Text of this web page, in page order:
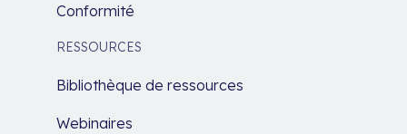
Conformité
RESSOURCES
Bibliothèque de ressources
Webinaires